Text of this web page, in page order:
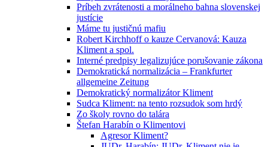
Príbeh zvrátenosti a morálneho bahna slovenskej
justície
Máme tu justičnú mafiu
Robert Kirchhoff o kauze Cervanová: Kauza
Kliment a spol.
Interné predpisy legalizujúce porušovanie zákona
Demokratická normalizácia – Frankfurter
allgemeine Zeitung
Demokratický normalizátor Kliment
Sudca Kliment: na tento rozsudok som hrdý
Zo školy rovno do talára
Štefan Harabín o Klimentovi
Agresor Kliment?